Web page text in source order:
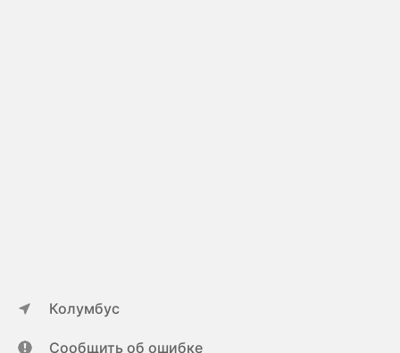
Колумбус
Сообщить об ошибке